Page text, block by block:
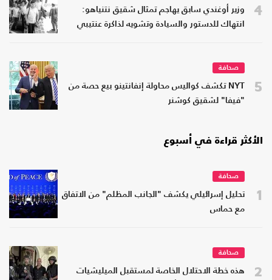
4
وزير أوغندي سابق يهاجم تمثال شقيق نتنياهو:
انتهاك للدستور والسيادة وتشويه لذاكرة عنتيبي
5
صحافة
NYT تكشف كواليس محاولة إنفانتينو بيع حصة من
"فيفا" لشقيق كوشنر
الأكثر قراءة في أسبوع
1
صحافة
تحليل إسرائيلي يكشف "الجانب المظلم" من الاتفاق
مع حماس
2
صحافة
هذه خطة الاحتلال الخاصة لمستقبل الميليشيات